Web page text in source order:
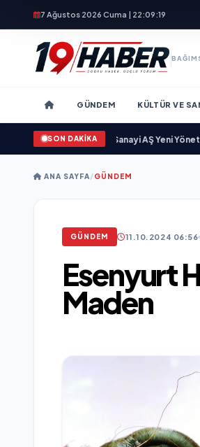
7 Ağustos 2026 Cuma | 22:09:20
GÜNDEM KÜLTÜR VE
SON DAKİKA
Açıkgöz Savunma Sanayi AŞ Yeni Yönetim
ANA SAYFA/GÜNDEM
GÜNDEM 11.10.2024 06:56
Esenyurt
Maden